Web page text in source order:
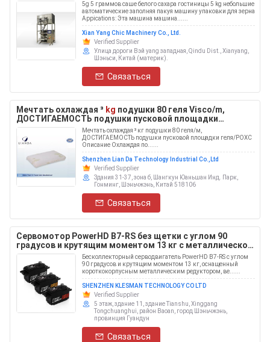
5g 5 граммов саше белого сахара гостиницы 5 kg небольшие
автоматические заполняя пакуя машину упаковки для зерна
Appications: Эта машина машина......
Xian Yang Chic Machinery Co., Ltd.
Verified Supplier
Улица дороги Вэй yang западная, Qindu Dist., Xianyang,
Шэньси, Китай (материк).
Связаться
Мечтать охлаждая ³ kg подушки 80 геля Visco/m,
ДОСТИГАЕМОСТЬ подушки пусковой площадки
геля/ROHS
Мечтать охлаждая ³ кг подушки 80 геля/м,
ДОСТИГАЕМОСТЬ подушки пусковой площадки геля/РОХС
Описание Охлаждая по......
Shenzhen Lian Da Technology Industrial Co.,Ltd
Verified Supplier
Здания 31-37, зона б, Шангкун Юаньшан Инд. Парк,
Гонминг, Шэньчжэнь, Китай 518106
Связаться
Сервомотор PowerHD B7-RS без щетки с углом 90
градусов и крутящим моментом 13 кг с металлической
скоростной установкой с коротким корпусом массой
48 грамм
Бесколлекторный серводвигатель PowerHD B7-RS с углом
90 градусов и крутящим моментом 13 кг, оснащенный
короткокорпусным металлическим редуктором, ве......
SHENZHEN KLESMAN TECHNOLOGY CO LTD
Verified Supplier
5 этаж, здание 11, здание Tianshu, Xinggang
Tongchuanghui, район Baoan, город Шэньчжэнь,
провинция Гуандун
Связаться